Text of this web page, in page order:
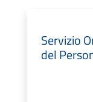
Servizio
del